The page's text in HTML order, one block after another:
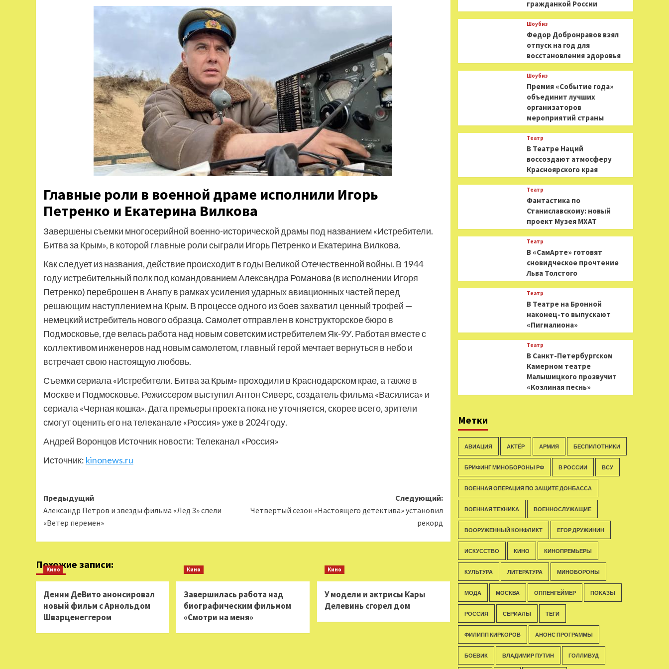
Главные роли в военной драме исполнили Игорь
Петренко и Екатерина Вилкова
Завершены съемки многосерийной военно-исторической драмы под названием «Истребители.
Битва за Крым», в которой главные роли сыграли Игорь Петренко и Екатерина Вилкова.
Как следует из названия, действие происходит в годы Великой Отечественной войны. В 1944
году истребительный полк под командованием Александра Романова (в исполнении Игоря
Петренко) переброшен в Анапу в рамках усиления ударных авиационных частей перед
решающим наступлением на Крым. В процессе одного из боев захватил ценный трофей —
немецкий истребитель нового образца. Самолет отправлен в конструкторское бюро в
Подмосковье, где велась работа над новым советским истребителем Як-9У. Работая вместе с
коллективом инженеров над новым самолетом, главный герой мечтает вернуться в небо и
встречает свою настоящую любовь.
Съемки сериала «Истребители. Битва за Крым» проходили в Краснодарском крае, а также в
Москве и Подмосковье. Режиссером выступил Антон Сиверс, создатель фильма «Василиса» и
сериала «Черная кошка». Дата премьеры проекта пока не уточняется, скорее всего, зрители
смогут оценить его на телеканале «Россия» уже в 2024 году.
Андрей Воронцов Источник новости: Телеканал «Россия»
Источник: kinonews.ru
Навигация
записи
Предыдущий
Александр Петров и звезды фильма «Лед 3» спели
«Ветер перемен»
Следующий:
Четвертый сезон «Настоящего детектива» установил
рекорд
Похожие записи:
Кино
Денни ДеВито анонсировал
новый фильм с Арнольдом
Шварценеггером
Кино
Завершилась работа над
биографическим фильмом
«Смотри на меня»
Кино
У модели и актрисы Кары
Делевинь сгорел дом
гражданкой России
Шоубиз
Федор Добронравов взял
отпуск на год для
восстановления здоровья
Шоубиз
Премия «Событие года»
объединит лучших
организаторов
мероприятий страны
Театр
В Театре Наций
воссоздают атмосферу
Красноярского края
Театр
Фантастика по
Станиславскому: новый
проект Музея МХАТ
Театр
В «СамАрте» готовят
сновидческое прочтение
Льва Толстого
Театр
В Театре на Бронной
наконец-то выпускают
«Пигмалиона»
Театр
В Санкт-Петербургском
Камерном театре
Малышицкого прозвучит
«Козлиная песнь»
Метки
АВИАЦИЯ АКТЁР АРМИЯ БЕСПИЛОТНИКИ
БРИФИНГ МИНОБОРОНЫ РФ В РОССИИ ВСУ
ВОЕННАЯ ОПЕРАЦИЯ ПО ЗАЩИТЕ ДОНБАССА
ВОЕННАЯ ТЕХНИКА ВОЕННОСЛУЖАЩИЕ
ВООРУЖЕННЫЙ КОНФЛИКТ ЕГОР ДРУЖИНИН
ИСКУССТВО КИНО КИНОПРЕМЬЕРЫ
КУЛЬТУРА ЛИТЕРАТУРА МИНОБОРОНЫ
МОДА МОСКВА ОППЕНГЕЙМЕР ПОКАЗЫ
РОССИЯ СЕРИАЛЫ ТЕГИ
ФИЛИПП КИРКОРОВ АНОНС ПРОГРАММЫ
БОЕВИК ВЛАДИМИР ПУТИН ГОЛЛИВУД